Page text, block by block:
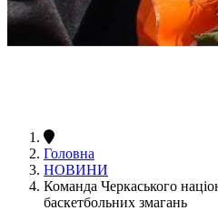
Головна
НОВИНИ
Команда Черкаського
баскетбольних змагань